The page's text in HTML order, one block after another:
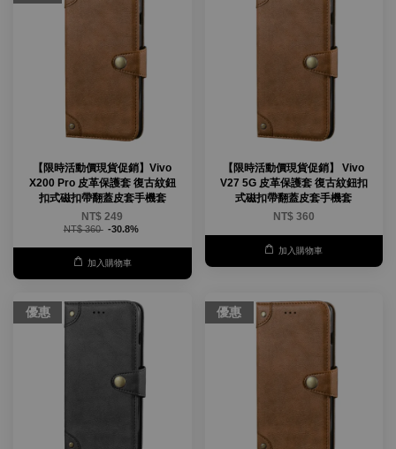
【限時活動價現貨促銷】Vivo
X200 Pro 皮革保護套 復古紋鈕
扣式磁扣帶翻蓋皮套手機套
NT$ 249
NT$ 360 -30.8%
加入購物車
【限時活動價現貨促銷】 Vivo
V27 5G 皮革保護套 復古紋鈕扣
式磁扣帶翻蓋皮套手機套
NT$ 360
加入購物車
優惠 優惠